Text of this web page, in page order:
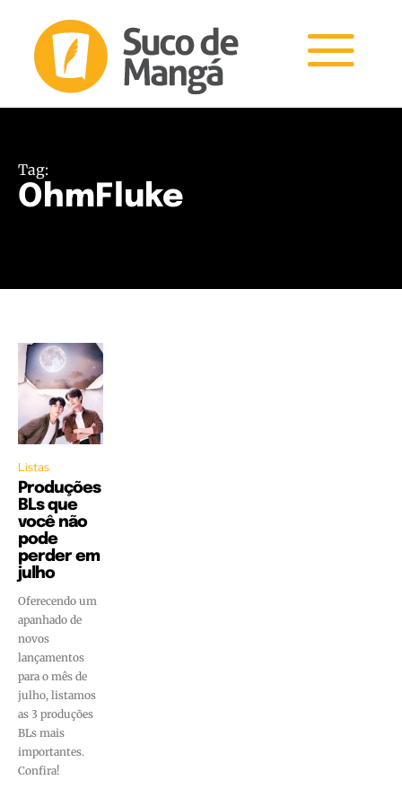
Tag:
OhmFluke
Listas
Produções
BLs que
você não
pode
perder em
julho
Oferecendo um
apanhado de
novos
lançamentos
para o mês de
julho, listamos
as 3 produções
BLs mais
importantes.
Confira!